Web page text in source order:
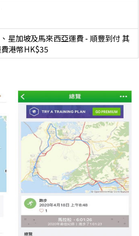
星加坡及馬來西亞運費 - 順豐到付 其
港幣HK$35